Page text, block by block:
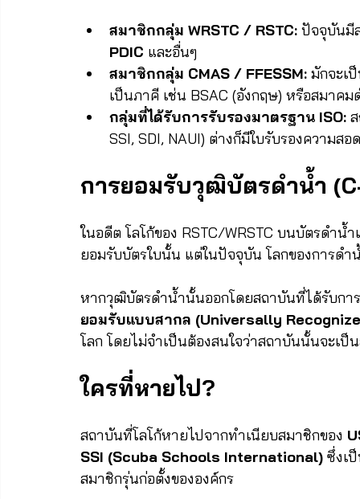
สมาชิกกลุ่ม WRSTC / RSTC: ปัจจุบันมี
PDIC และอื่นๆ
สมาชิกกลุ่ม CMAS / FFESSM: มักจะเ
เป็นภาคี เช่น BSAC (อังกฤษ) หรือสมาค
กลุ่มที่ได้รับการรับรองมาตรฐาน ISO:
SSI, SDI, NAUI) ต่างก็มีใบรับรองความส
การยอมรับวุฒิบัตรดำน้ำ
ในอดีต โลโก้ของ RSTC/WRSTC บนบัตรดำน้
ยอมรับบัตรใบนั้น แต่ในปัจจุบัน โลกของการด
หากวุฒิบัตรดำน้ำนั้นออกโดยสถาบันที่ได้รับกา
ยอมรับแบบสากล (Universally
โลก โดยไม่จำเป็นต้องสนใจว่าสถาบันนั้นจะเ
ใครที่หายไป?
สถาบันที่โลโก้หายไปจากทำเนียบสมาชิกของ
SSI (Scuba Schools International) ซึ่งเ
สมาชิกรุ่นก่อตั้งขององค์กร